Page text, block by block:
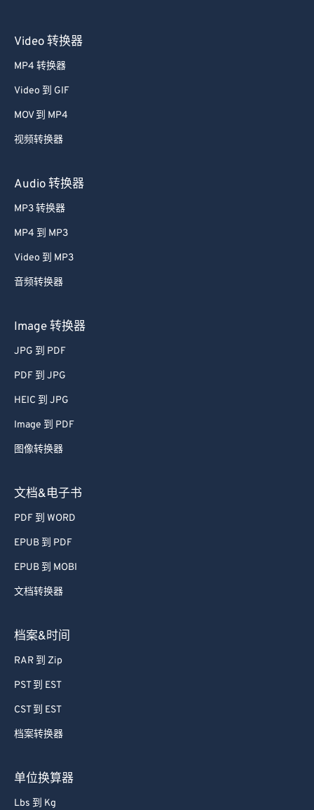
Video 转换器
MP4 转换器
Video 到 GIF
MOV 到 MP4
视频转换器
Audio 转换器
MP3 转换器
MP4 到 MP3
Video 到 MP3
音频转换器
Image 转换器
JPG 到 PDF
PDF 到 JPG
HEIC 到 JPG
Image 到 PDF
图像转换器
文档&电子书
PDF 到 WORD
EPUB 到 PDF
EPUB 到 MOBI
文档转换器
档案&时间
RAR 到 Zip
PST 到 EST
CST 到 EST
档案转换器
单位换算器
Lbs 到 Kg